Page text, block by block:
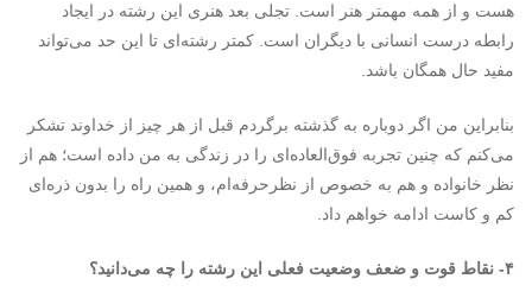
هست و از همه مهمتر هنر است. تجلی بعد هنری این رشته در ایجاد
رابطه درست انسانی با دیگران است. کمتر رشته‌ای تا این حد می‌تواند
مفید حال همگان باشد.
بنابراین من اگر دوباره به گذشته برگردم قبل از هر چیز از خداوند تشکر
می‌کنم که چنین تجربه فوق‌العاده‌ای را در زندگی به من داده است؛ هم از
نظر خانواده و هم به خصوص از نظرحرفه‌ام، و همین راه را بدون ذره‌ای
کم و کاست ادامه خواهم داد.
۴- نقاط قوت و ضعف وضعیت فعلی این رشته را چه می‌دانید؟